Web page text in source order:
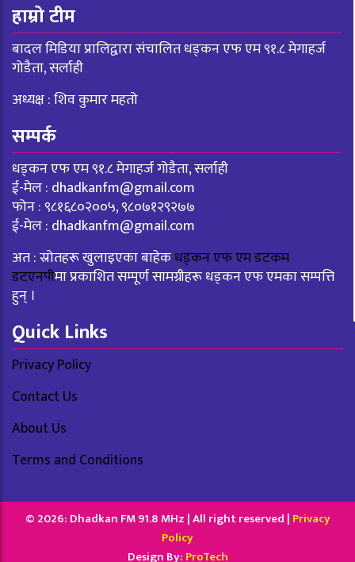
हाम्रो टीम
बादल मिडिया प्रालिद्वारा संचालित धड्कन एफ एम ९१.८ मेगाहर्ज
गोडैता, सर्लाही
अध्यक्ष : शिव कुमार महतो
सम्पर्क
धड्कन एफ एम ९१.८ मेगाहर्ज गोडैता, सर्लाही
ई-मेल : dhadkanfm@gmail.com
फोन : ९८१६८०२००५, ९८०७१२९२७७
ई-मेल : dhadkanfm@gmail.com
अत : स्रोतहरू खुलाइएका बाहेकधड्कन एफ एम डटकम
डटएनपीमा प्रकाशित सम्पूर्ण सामग्रीहरू धड्कन एफ एमका सम्पत्ति
हुन् ।
Quick Links
Privacy Policy
Contact Us
About Us
Terms and Conditions
© 2026: Dhadkan FM 91.8 MHz | All right reserved | Privacy
Policy
Design By: ProTech